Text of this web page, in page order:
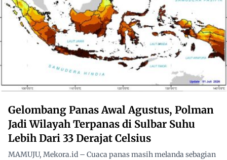
Gelombang Panas Awal Agustus, Polman
Jadi Wilayah Terpanas di Sulbar Suhu
Lebih Dari 33 Derajat Celsius
MAMUJU, Mekora.id – Cuaca panas masih melanda sebagian